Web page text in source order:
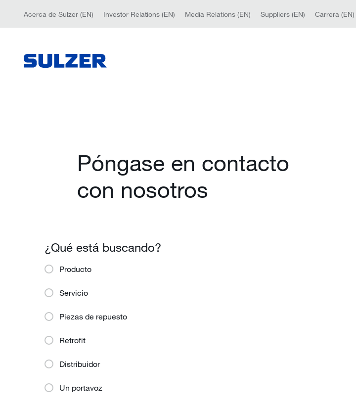
Acerca de Sulzer (EN) Investor Relations (EN) Media Relations (EN) Suppliers (EN) Carrera (EN)
Póngase en contacto
con nosotros
¿Qué está buscando?
Producto
Servicio
Piezas de repuesto
Retrofit
Distribuidor
Un portavoz